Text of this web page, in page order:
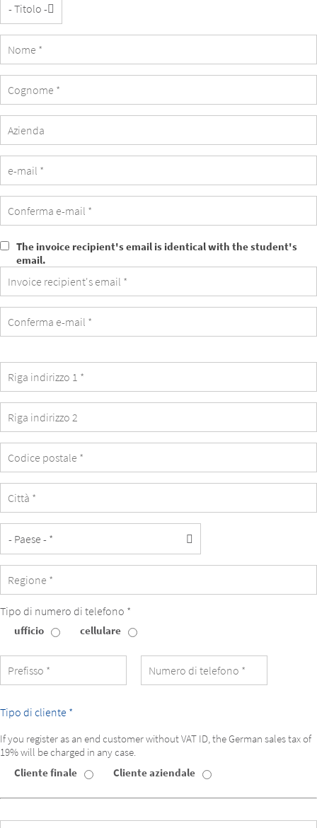
The
invoice
recipient's
email
identical
student's
email.
The invoice recipient's email is identical with the student's
email.
Tipo di numero di telefono *
Tipo
numero
di
telefono
ufficio cellulare
Tipo di cliente *
If you register as an end customer without VAT ID, the German sales tax of
19% will be charged in any case.
Tipo
cliente
Cliente finale Cliente aziendale